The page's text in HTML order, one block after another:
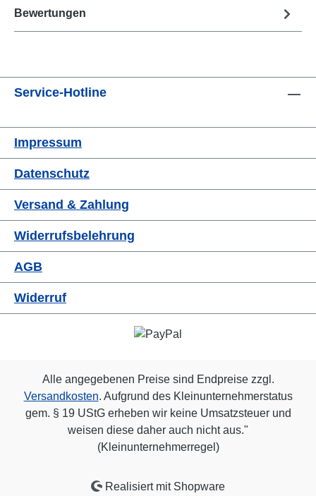
Bewertungen
Service-Hotline
Impressum
Datenschutz
Versand & Zahlung
Widerrufsbelehrung
AGB
Widerruf
Alle angegebenen Preise sind Endpreise zzgl.
Versandkosten. Aufgrund des Kleinunternehmerstatus
gem. § 19 UStG erheben wir keine Umsatzsteuer und
weisen diese daher auch nicht aus."
(Kleinunternehmerregel)
Realisiert mit Shopware